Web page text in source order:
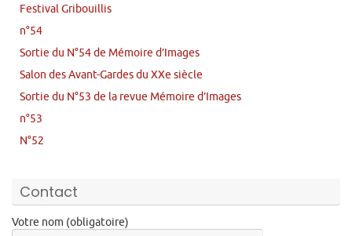
Festival Gribouillis
n°54
Sortie du N°54 de Mémoire d’Images
Salon des Avant-Gardes du XXe siècle
Sortie du N°53 de la revue Mémoire d’Images
n°53
N°52
Contact
Votre nom (obligatoire)